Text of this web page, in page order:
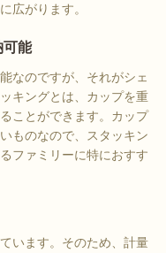
広がります。
可能
なのですが、それがシェ
キングとは、カップを重
ことができます。カップ
ものなので、スタッキン
ファミリーに特におすす
います。そのため、計量